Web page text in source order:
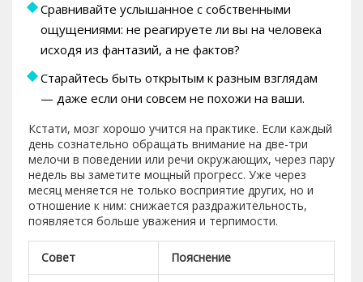
Сравнивайте услышанное с собственными
ощущениями: не реагируете ли вы на человека
исходя из фантазий, а не фактов?
Старайтесь быть открытым к разным взглядам
— даже если они совсем не похожи на ваши.
Кстати, мозг хорошо учится на практике. Если каждый
день сознательно обращать внимание на две-три
мелочи в поведении или речи окружающих, через пару
недель вы заметите мощный прогресс. Уже через
месяц меняется не только восприятие других, но и
отношение к ним: снижается раздражительность,
появляется больше уважения и терпимости.
Совет Пояснение